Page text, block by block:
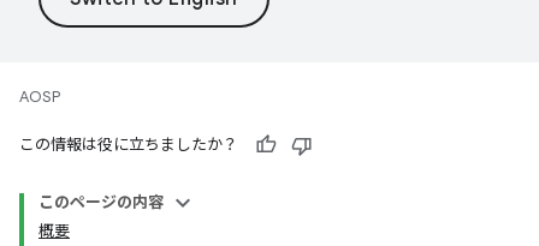
AOSP
この情報は役に立ちましたか？
このページの内容
概要